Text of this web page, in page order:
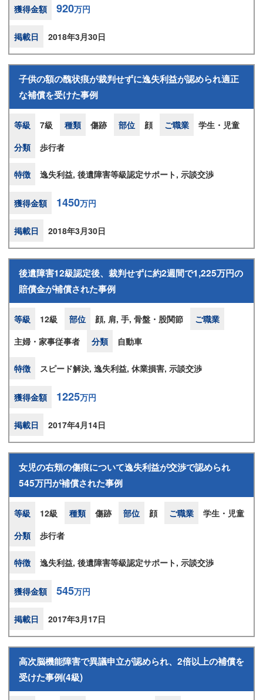
獲得金額 920万円
掲載日 2018年3月30日
子供の額の醜状痕が裁判せずに逸失利益が認められ適正
な補償を受けた事例
等級 7級 種類 傷跡 部位 顔 ご職業
学生・児童
分類
歩行者
特徴 逸失利益, 後遺障害等級認定サポート, 示談交渉
獲得金額 1450万円
掲載日 2018年3月30日
後遺障害12級認定後、裁判せずに約2週間で1,225万円の
賠償金が補償された事例
等級 12級 部位 顔, 肩, 手, 骨盤・股関節
ご職業
主婦・家事従事者
分類 自動車
特徴 スピード解決, 逸失利益, 休業損害, 示談交渉
獲得金額 1225万円
掲載日 2017年4月14日
女児の右頬の傷痕について逸失利益が交渉で認められ
545万円が補償された事例
等級 12級 種類 傷跡 部位 顔 ご職業
学生・児童
分類
歩行者
特徴 逸失利益, 後遺障害等級認定サポート, 示談交渉
獲得金額 545万円
掲載日 2017年3月17日
高次脳機能障害で異議申立が認められ、2倍以上の補償を
受けた事例(4級)